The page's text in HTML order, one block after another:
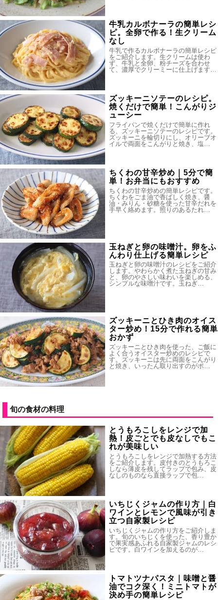
牛乳カルボナーラの簡単レシ
ピ。全卵で作る！生クリーム
なし
牛乳で作るカルボナーラの簡単レシピ
をご紹介します。生クリームは使わ
ず、牛乳と全卵、粉チーズを合わせ
て、濃厚でクリーミーに仕上げます…
ズッキーニソテーのレシピ。
焼くだけで簡単！こんがりジ
ューシー
フライパンで焼くだけで簡単に作れ
る、ズッキーニソテーのレシピです。
ズッキーニを輪切りにし、オリーブオ
イルで両面をこんがりと焼き、塩…
ちくわの甘辛炒め｜5分で簡
単！お弁当にもおすすめ
ちくわの甘辛炒めの簡単レシピです。
ちくわをごま油で香ばしく焼き、醤
油・みりん・砂糖を使った甘辛だれを
手早く絡めます。照りのあるたれ…
玉ねぎと卵の味噌汁。卵をふ
んわり仕上げる簡単レシピ
玉ねぎと卵の味噌汁のレシピをご紹介
します。やわらかく煮た玉ねぎの甘み
と、卵のやさしい味わいを楽しめる、
シンプルな味噌汁です。玉ねぎ…
ズッキーニとひき肉のオイス
ター炒め！15分で作れる簡単
おかず
ズッキーニとひき肉を使った、ご飯に
よく合うオイスター炒めのレシピで
す。ズッキーニは先に両面をこんがり
と焼き、いったん取り出すのがポ…
旬の食材の料理
とうもろこしをレンジで加
熱！皮ごとでも皮なしでもこ
れが美味しい
とうもろこしをレンジで加熱する方法
をご紹介します。皮付きのとうもろこ
しなら薄皮を残してラップで包み、皮
なしのものなら直接ラップで包…
いちじくジャムの作り方｜白
ワインとレモンで風味が引き
立つ自家製レシピ
いちじくジャムの作り方をご紹介しま
す。旬のいちじくを使った、香り豊か
で果実感あふれる自家製ジャムのレシ
ピです。白ワインを加えるのが…
トマトツナパスタ｜味噌と醤
油でコク深く！ミニトマトが
決め手の簡単レシピ